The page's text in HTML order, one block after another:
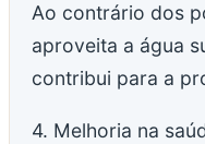
Ao contrário dos
aproveita a água
contribui para a
4. Melhoria na